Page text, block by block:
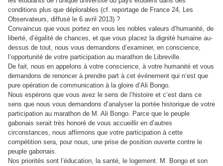
conditions plus que déplorables (cf. reportage de France 24, Les
Observateurs, diffusé le 6 avril 2013) ?
Convaincus que vous portez en vous les nobles valeurs d’humanité, de
liberté, d’égalité de chances, et que vous placez la dignité humaine au-
dessus de tout, nous vous demandons d’examiner, en conscience,
l’opportunité de votre participation au marathon de Libreville.
De fait, nous en appelons à votre conscience, à votre humanité et vous
demandons de renoncer à prendre part à cet événement qui n’est que
pure opération de communication à la gloire d’Ali Bongo.
Nous espérons que vous avez le sens de l’histoire et c’est dans ce
sens que nous vous demandons d’analyser la portée historique de votre
participation au marathon de M. Ali Bongo. Parce que le peuple
gabonais serait très honoré de vous accueillir en d’autres
circonstances, nous affirmons que votre participation à cette
compétition sera, pour nous, une prise de position ouverte contre le
peuple gabonais.
Nos priorités sont l’éducation, la santé, le logement. M. Bongo et son